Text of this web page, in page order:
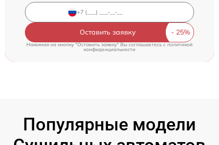
Оставить заявку
Нажимая на кнопку "Оставить заявку" Вы соглашаетесь cполитикой
конфиденциальности
Популярные модели